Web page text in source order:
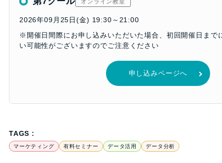
2026年09月25日(金) 19:30～21:00
※開催日間際にお申し込みいただいた場合、初回開催日まで
い可能性がございますのでご注意ください
申し込みページへ
TAGS :
マーケティング 有料セミナー データ活用 データ分析